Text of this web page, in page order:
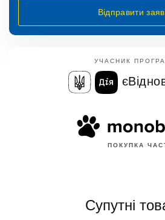
Відправити
УЧАСНИК
ПОКУПКА
Супутні